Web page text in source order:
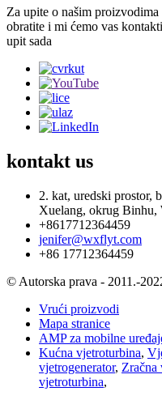
Za upite o našim
obratite i mi ćemo vas
upit sada
kontakt us
2. kat, uredski prostor,
Xuelang, okrug Binhu,
+8617712364459
jenifer@wxflyt.com
+86 17712364459
© Autorska prava - 2011.-
Vrući proizvodi
Mapa stranice
AMP za mobilne
Kućna vjetroturbina,
vjetrogenerator, Zračna
vjetroturbina,